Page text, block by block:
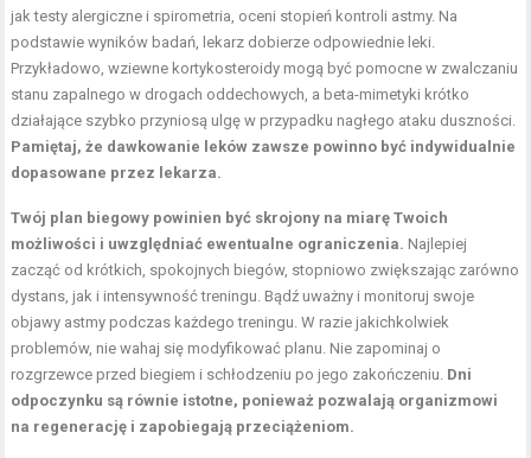
jak testy alergiczne i spirometria, oceni stopień kontroli astmy. Na
podstawie wyników badań, lekarz dobierze odpowiednie leki.
Przykładowo, wziewne kortykosteroidy mogą być pomocne w zwalczaniu
stanu zapalnego w drogach oddechowych, a beta-mimetyki krótko
działające szybko przyniosą ulgę w przypadku nagłego ataku duszności.
Pamiętaj, że dawkowanie leków zawsze powinno być indywidualnie
dopasowane przez lekarza.
Twój plan biegowy powinien być skrojony na miarę Twoich
możliwości i uwzględniać ewentualne ograniczenia. Najlepiej
zacząć od krótkich, spokojnych biegów, stopniowo zwiększając zarówno
dystans, jak i intensywność treningu. Bądź uważny i monitoruj swoje
objawy astmy podczas każdego treningu. W razie jakichkolwiek
problemów, nie wahaj się modyfikować planu. Nie zapominaj o
rozgrzewce przed biegiem i schłodzeniu po jego zakończeniu. Dni
odpoczynku są równie istotne, ponieważ pozwalają organizmowi
na regenerację i zapobiegają przeciążeniom.